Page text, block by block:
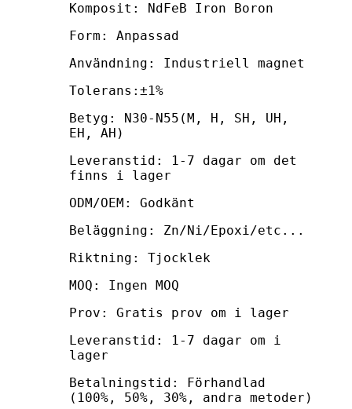
Komposit: NdFeB Iron Boron
Form: Anpassad
Användning: Industriell magnet
Tolerans:±1%
Betyg: N30-N55(M, H, SH, UH,
EH, AH)
Leveranstid: 1-7 dagar om det
finns i lager
ODM/OEM: Godkänt
Beläggning: Zn/Ni/Epoxi/etc...
Riktning: Tjocklek
MOQ: Ingen MOQ
Prov: Gratis prov om i lager
Leveranstid: 1-7 dagar om i
lager
Betalningstid: Förhandlad
(100%, 50%, 30%, andra metoder)